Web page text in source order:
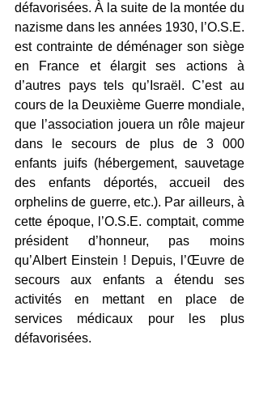
défavorisées. À la suite de la montée du
nazisme dans les années 1930, l’O.S.E.
est contrainte de déménager son siège
en France et élargit ses actions à
d’autres pays tels qu’Israël. C’est au
cours de la Deuxième Guerre mondiale,
que l’association jouera un rôle majeur
dans le secours de plus de 3 000
enfants juifs (hébergement, sauvetage
des enfants déportés, accueil des
orphelins de guerre, etc.). Par ailleurs, à
cette époque, l’O.S.E. comptait, comme
président d’honneur, pas moins
qu’Albert Einstein ! Depuis, l’Œuvre de
secours aux enfants a étendu ses
activités en mettant en place de
services médicaux pour les plus
défavorisées.